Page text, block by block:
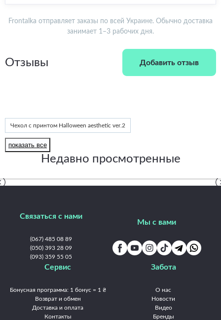
Frontalka отправляет заказы по всей Украине. Обычно доставка
занимает 1–3 рабочих дня.
Отзывы Добавить отзыв
Чехол с принтом Halloween aesthetic ver.2
Этот принт на другие модели
Nokia C21 Plus
Nokia G11 Plus Nokia X10 / X20
показать все
Недавно просмотренные
Связаться с нами
(067) 485 08 89
(050) 393 28 09
(093) 359 55 05
Мы с вами
Сервис
Бонусная программа: 1 бонус = 1 ₴
Возврат и обмен
Доставка и оплата
Контакты
Забота
О нас
Новости
Видео
Бренды